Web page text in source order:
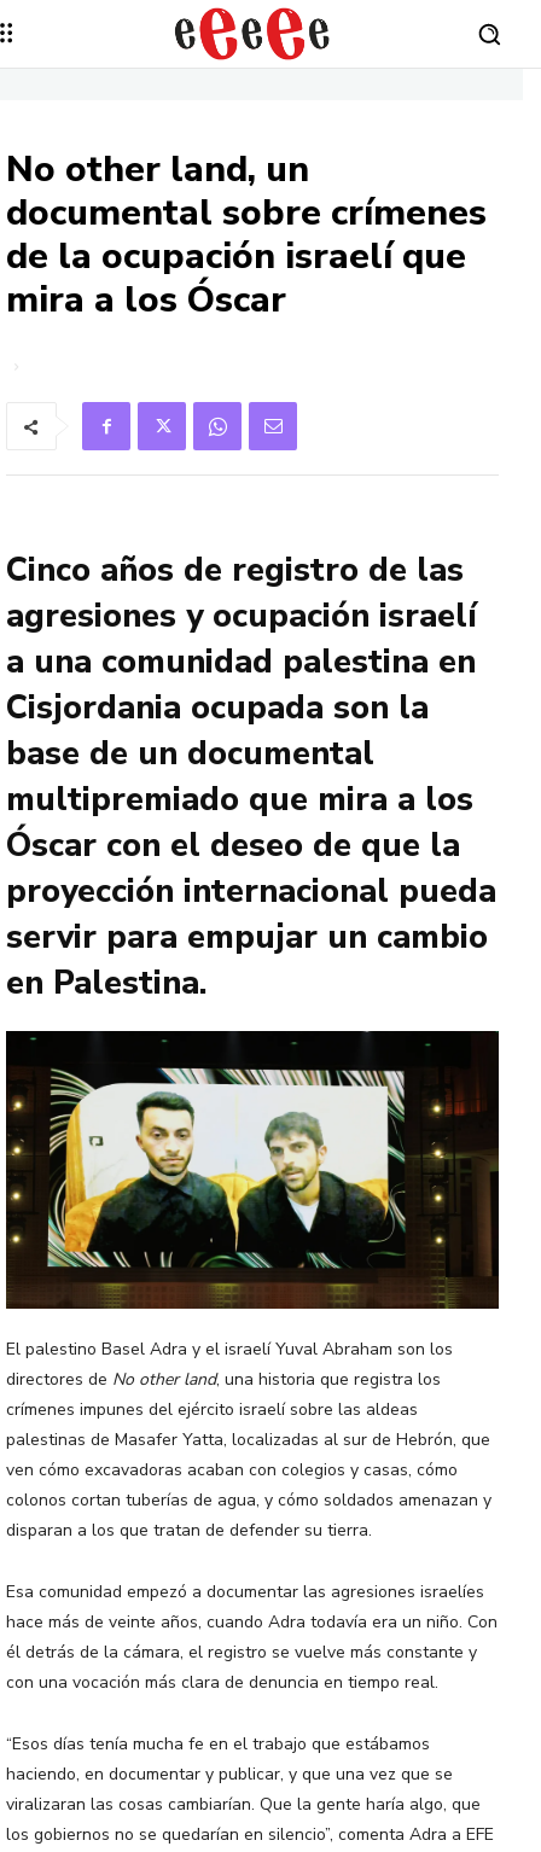
No other land, un
documental sobre crímenes
de la ocupación israelí que
mira a los Óscar
Cinco años de registro de las
agresiones y ocupación israelí
a una comunidad palestina en
Cisjordania ocupada son la
base de un documental
multipremiado que mira a los
Óscar con el deseo de que la
proyección internacional pueda
servir para empujar un cambio
en Palestina.
El palestino Basel Adra y el israelí Yuval Abraham son los
directores de No other land, una historia que registra los
crímenes impunes del ejército israelí sobre las aldeas
palestinas de Masafer Yatta, localizadas al sur de Hebrón, que
ven cómo excavadoras acaban con colegios y casas, cómo
colonos cortan tuberías de agua, y cómo soldados amenazan y
disparan a los que tratan de defender su tierra.
Esa comunidad empezó a documentar las agresiones israelíes
hace más de veinte años, cuando Adra todavía era un niño. Con
él detrás de la cámara, el registro se vuelve más constante y
con una vocación más clara de denuncia en tiempo real.
“Esos días tenía mucha fe en el trabajo que estábamos
haciendo, en documentar y publicar, y que una vez que se
viralizaran las cosas cambiarían. Que la gente haría algo, que
los gobiernos no se quedarían en silencio”, comenta Adra a EFE